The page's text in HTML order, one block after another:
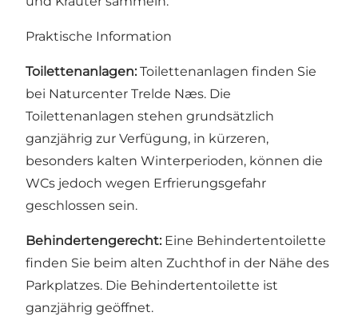
Praktische Information
Toilettenanlagen: Toilettenanlagen finden Sie
bei Naturcenter Trelde Næs. Die
Toilettenanlagen stehen grundsätzlich
ganzjährig zur Verfügung, in kürzeren,
besonders kalten Winterperioden, können die
WCs jedoch wegen Erfrierungsgefahr
geschlossen sein.
Behindertengerecht: Eine Behindertentoilette
finden Sie beim alten Zuchthof in der Nähe des
Parkplatzes. Die Behindertentoilette ist
ganzjährig geöffnet.